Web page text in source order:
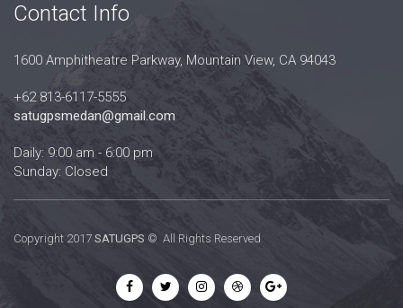
Contact Info
1600 Amphitheatre Parkway, Mountain View, CA 94043
+62 813-6117-5555
satugpsmedan@gmail.com
Daily: 9:00 am - 6:00 pm
Sunday: Closed
Copyright 2017 SATUGPS © All Rights Reserved